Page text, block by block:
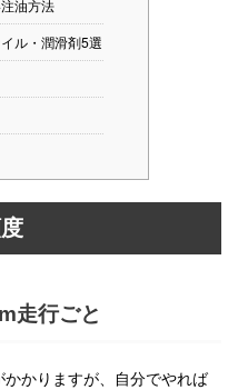
油方法
ル・潤滑剤5選
走行ごと
かりますが、自分でやれば